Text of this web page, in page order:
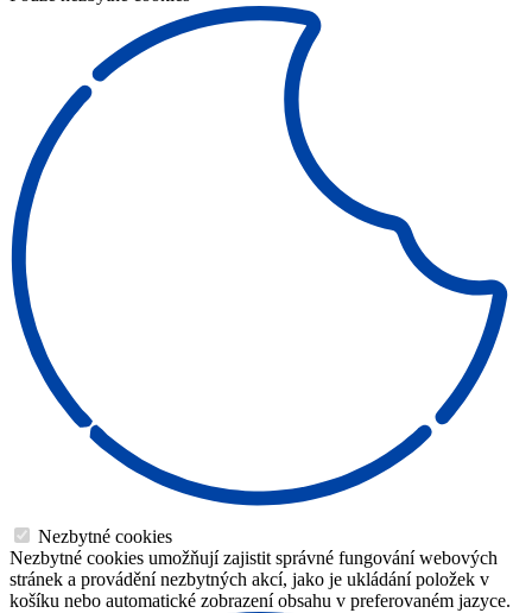
Nezbytné cookies
Nezbytné cookies umožňují zajistit správné fungování webových
stránek a provádění nezbytných akcí, jako je ukládání položek v
košíku nebo automatické zobrazení obsahu v preferovaném jazyce.